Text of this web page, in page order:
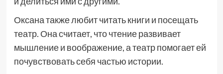
Оксана также любит читать книги и посещать
театр. Она считает, что чтение развивает
мышление и воображение, а театр помогает ей
почувствовать себя частью истории.